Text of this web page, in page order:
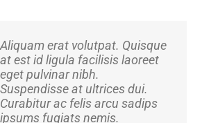
Aliquam erat volutpat. Quisque
at est id ligula facilisis laoreet
eget pulvinar nibh.
Suspendisse at ultrices dui.
Curabitur ac felis arcu sadips
ipsums fugiats nemis.